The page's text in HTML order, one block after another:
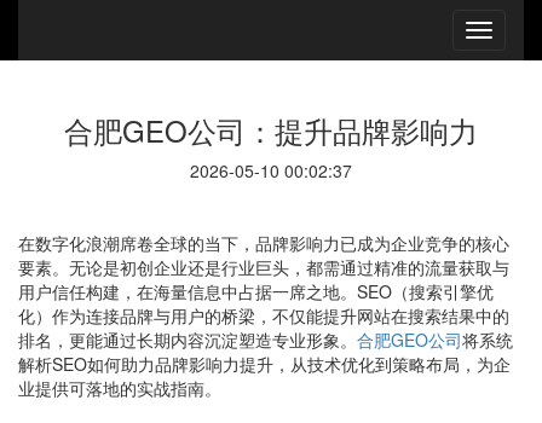
合肥GEO公司：提升品牌影响力
2026-05-10 00:02:37
在数字化浪潮席卷全球的当下，品牌影响力已成为企业竞争的核心
要素。无论是初创企业还是行业巨头，都需通过精准的流量获取与
用户信任构建，在海量信息中占据一席之地。SEO（搜索引擎优
化）作为连接品牌与用户的桥梁，不仅能提升网站在搜索结果中的
排名，更能通过长期内容沉淀塑造专业形象。 合肥GEO公司将系统
解析SEO如何助力品牌影响力提升，从技术优化到策略布局，为企
业提供可落地的实战指南。